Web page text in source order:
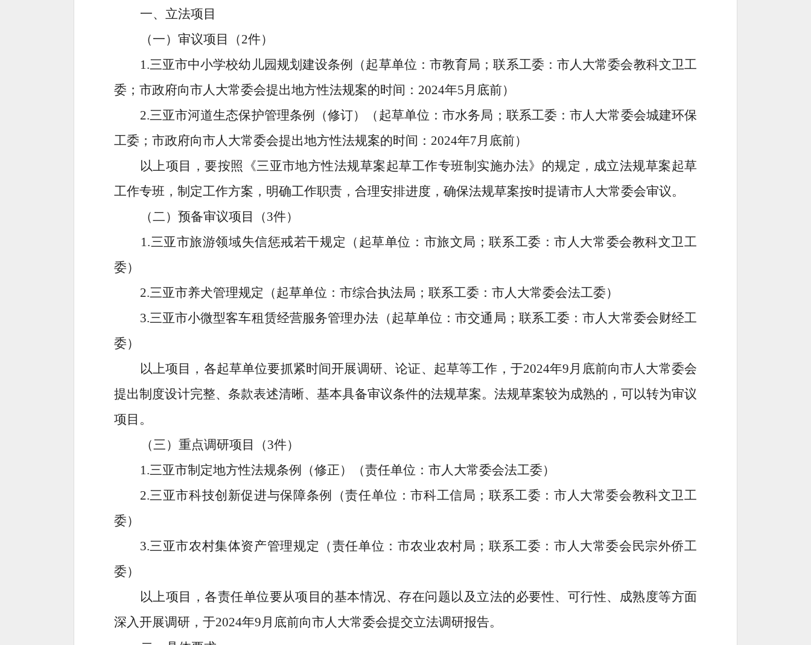
一、 立法项目
（一）审议项目（2件）
1.三亚市中小学校幼儿园规划建设条例（起草单位：市教育局；联系工委：市人大常委会教科文卫工
委； 市政府向市人大常委会提出地方性法规案的时间： 2024年5月底前）
2.三亚市河道生态保护管理条例 （修订）（起草单位：市水务局 ；联系工委：市人大常委会城建环保
工委； 市政府向市人大常委会提出地方性法规案的时间： 2024年7月底前）
以上项目，要按照《三亚市地方性法规草案起草工作专班制实施办法》的规定，成立法规草案起草
工作专班 ， 制定工作方案，明确工作职责，合理安排进度，确保法规草案按时提请市人大常委会审议。
（二） 预备审议项目（3件）
1.三亚市旅游领域失信惩戒若干规定 （起草单位： 市旅文局 ；联系工委：市人大常委会教科文卫工
委）
2.三亚市养犬管理规定（起草单位：市综合执法局；联系工委：市人大常委会法工委）
3.三亚市小微型客车租赁经营服务管理办法 （起草单位：市交通局 ；联系工委：市人大常委会财经工
委）
以上项目，各起草单位要抓紧时间开展调研、论证、起草等工作，于2024年9月底前向市人大常委会
提出制度设计完整、条款表述清晰、基本具备审议条件的法规草案。 法规草案较为成熟的，可以转为审议
项目。
（三） 重点调研项目（3件）
1.三亚市制定地方性法规条例（修正） （责任单位：市人大常委会法工委）
2.三亚市科技创新促进与保障条例 （责任单位：市科工信局 ；联系工委：市人大常委会教科文卫工
委）
3.三亚市农村集体资产管理规定 （责任单位： 市农业农村局 ；联系工委：市人大常委会民宗外侨工
委）
以上项目，各责任单位要从项目的基本情况、存在问题以及立法的必要性、可行性、成熟度等方面
深入开展调研，于2024年9月底前向市人大常委会提交立法调研报告。